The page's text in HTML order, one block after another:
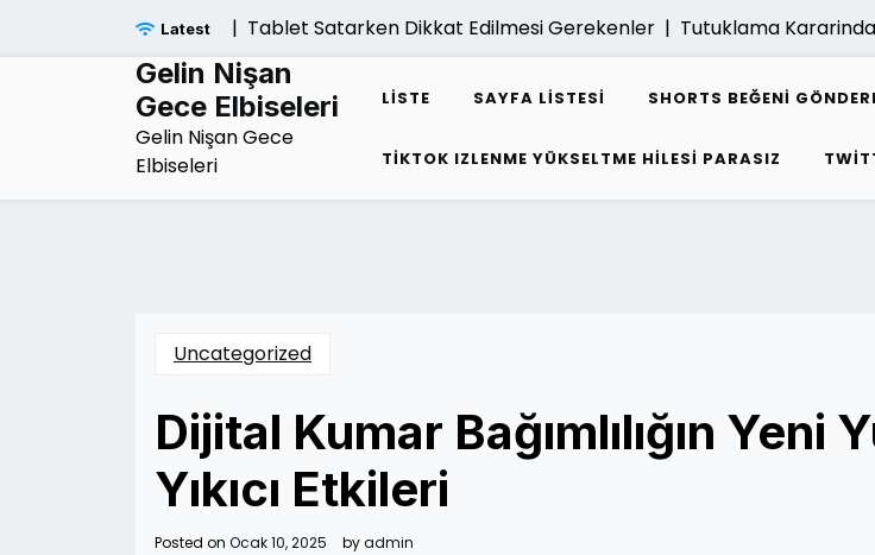
LatestTablet Satarken Dikkat Edilmesi Gerekenler |Tutuklama Kararinda
Gelin Nişan
Gece Elbiseleri
Gelin Nişan Gece
Elbiseleri
LISTE SAYFA LISTESI SHORTS BEĞENI
TIKTOK IZLENME YÜKSELTME HILESI PARASIZ
Uncategorized
Dijital Kumar Bağımlılığın Yeni
Yıkıcı Etkileri
Posted on Ocak 10, 2025 byadmin